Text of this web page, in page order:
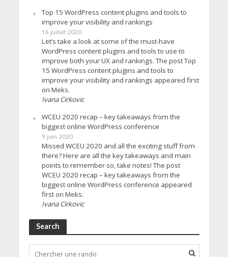
Top 15 WordPress content plugins and tools to
improve your visibility and rankings
16 juillet 2020
Let’s take a look at some of the must-have
WordPress content plugins and tools to use to
improve both your UX and rankings. The post Top
15 WordPress content plugins and tools to
improve your visibility and rankings appeared first
on Meks.
Ivana Cirkovic
WCEU 2020 recap – key takeaways from the
biggest online WordPress conference
9 juin 2020
Missed WCEU 2020 and all the exciting stuff from
there? Here are all the key takeaways and main
points to remember so, take notes! The post
WCEU 2020 recap – key takeaways from the
biggest online WordPress conference appeared
first on Meks.
Ivana Cirkovic
Search